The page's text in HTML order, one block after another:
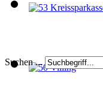
Suchen ...